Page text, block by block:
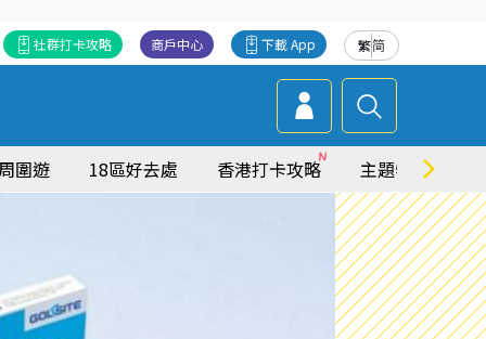
繁简
下載 App
商戶中心
社群打卡攻略
圍遊 18區好去處 香港打卡攻略 主題特集